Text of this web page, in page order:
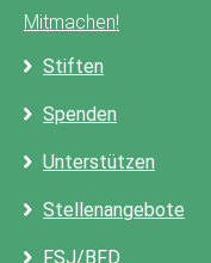
Mitmachen!
Stiften
Spenden
Unterstützen
Stellenangebote
FSJ/BFD